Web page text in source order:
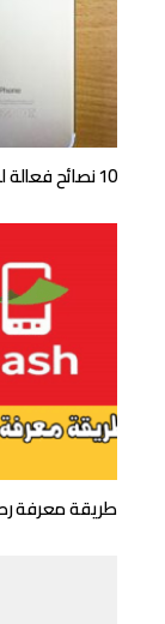
10 نصائح فعالة لرفع سرعة آيفونك في لحظات
طريقة معرفة